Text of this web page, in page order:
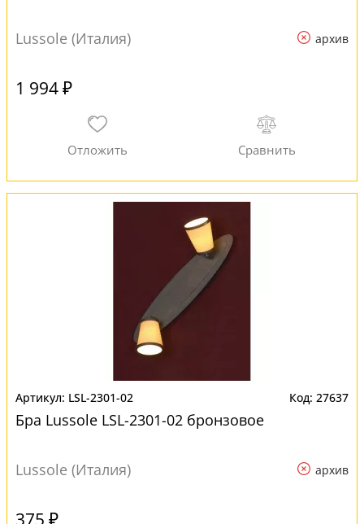
Lussole (Италия) архив
1 994 ₽
LSL-2301-02 27637
Бра Lussole LSL-2301-02 бронзовое
Lussole (Италия) архив
375 ₽